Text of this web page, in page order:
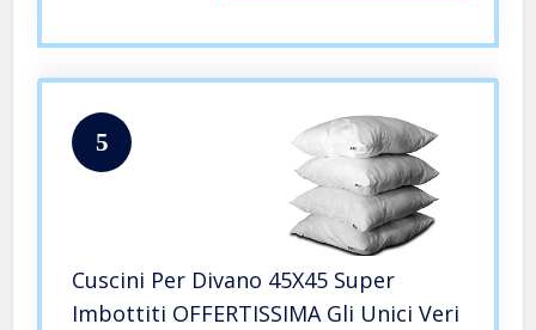
5
Cuscini Per Divano 45X45 Super
Imbottiti OFFERTISSIMA Gli Unici Veri